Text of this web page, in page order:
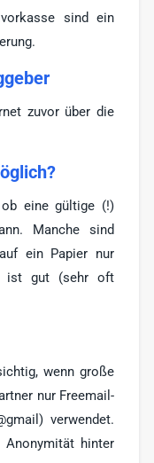
sind ein
zuvor über die
eine gültige (!)
Manche sind
ein Papier nur
ist gut (sehr oft
wenn große
nur Freemail-
verwendet.
Anonymität hinter